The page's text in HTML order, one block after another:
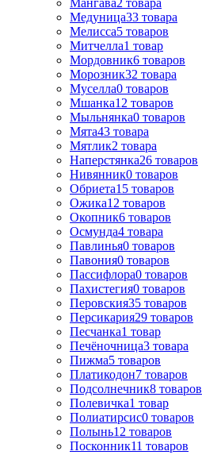
Медуница33 товара
Мелисса5 товаров
Митчелла1 товар
Мордовник6 товаров
Морозник32 товара
Муселла0 товаров
Мшанка12 товаров
Мыльнянка0 товаров
Мята43 товара
Мятлик2 товара
Наперстянка26 товаров
Нивянник0 товаров
Обриета15 товаров
Ожика12 товаров
Окопник6 товаров
Осмунда4 товара
Павлинья0 товаров
Павония0 товаров
Пассифлора0 товаров
Пахистегия0 товаров
Перовския35 товаров
Персикария29 товаров
Песчанка1 товар
Печёночница3 товара
Пижма5 товаров
Платикодон7 товаров
Подсолнечник8 товаров
Полевичка1 товар
Полиатирсис0 товаров
Полынь12 товаров
Посконник11 товаров